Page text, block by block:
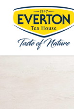
main
content